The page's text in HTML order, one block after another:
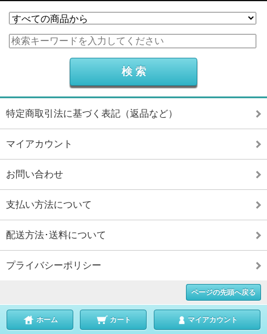
特定商取引法に基づく表記（返品など）
マイアカウント
お問い合わせ
支払い方法について
配送方法･送料について
プライバシーポリシー
ページの先頭へ戻る
ホーム カート マイアカウント